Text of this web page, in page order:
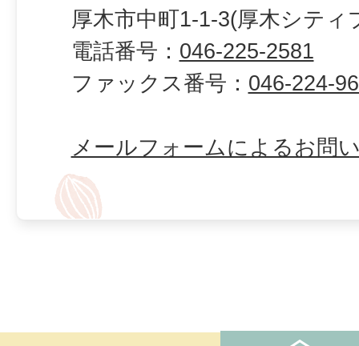
厚木市中町1-1-3(厚木シティ
電話番号： 046-225-2581
ファックス番号： 046-224-
メールフォームによるお問